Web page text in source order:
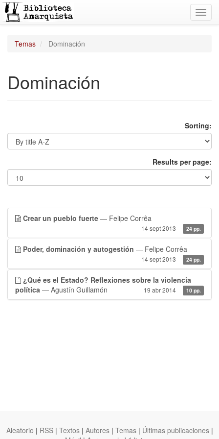
Temas Dominación
Dominación
Sorting:
Results per page:
Crear un pueblo fuerte — Felipe Corrêa
14 sept 2013 24 pp.
Poder, dominación y autogestión — Felipe Corrêa
14 sept 2013 24 pp.
¿Qué es el Estado? Reflexiones sobre la violencia
política — Agustín Guillamón 19 abr 2014 10 pp.
Aleatorio | RSS | Textos | Autores | Temas | Últimas publicaciones |